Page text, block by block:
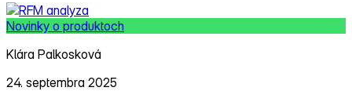
Novinky o produktoch
Klára Palkosková
24. septembra 2025